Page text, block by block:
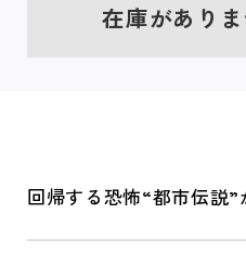
在庫があり
回帰する恐怖“都市伝説”